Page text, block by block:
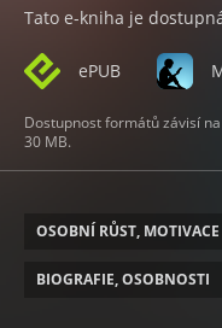
Tato e-kniha je
ePUB
Dostupnost formátů závisí
30 MB.
OSOBNÍ RŮST, MOTIVACE
BIOGRAFIE, OSOBNOSTI